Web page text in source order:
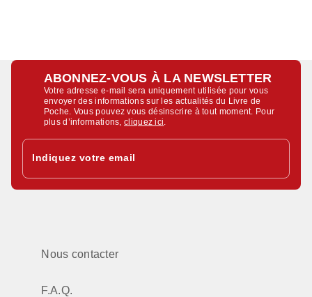
ABONNEZ-VOUS À LA NEWSLETTER
Votre adresse e-mail sera uniquement utilisée pour vous
envoyer des informations sur les actualités du Livre de
Poche. Vous pouvez vous désinscrire à tout moment. Pour
plus d’informations,cliquez ici
Indiquez votre email
Nous contacter
F.A.Q.